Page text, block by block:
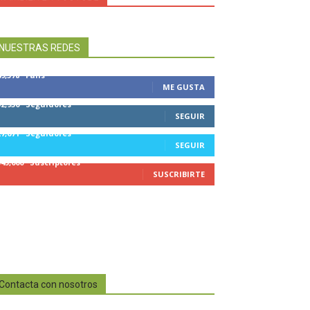
NUESTRAS REDES
Fans
ME GUSTA
Seguidores
SEGUIR
Seguidores
SEGUIR
Suscriptores
SUSCRIBIRTE
con nosotros